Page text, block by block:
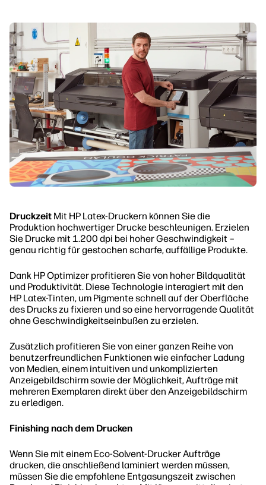
Druckzeit Mit HP Latex-Druckern können Sie die
Produktion hochwertiger Drucke beschleunigen. Erzielen
Sie Drucke mit 1.200 dpi bei hoher Geschwindigkeit –
genau richtig für gestochen scharfe, auffällige Produkte.
Dank HP Optimizer profitieren Sie von hoher Bildqualität
und Produktivität. Diese Technologie interagiert mit den
HP Latex-Tinten, um Pigmente schnell auf der Oberfläche
des Drucks zu fixieren und so eine hervorragende Qualität
ohne Geschwindigkeitseinbußen zu erzielen.
Zusätzlich profitieren Sie von einer ganzen Reihe von
benutzerfreundlichen Funktionen wie einfacher Ladung
von Medien, einem intuitiven und unkomplizierten
Anzeigebildschirm sowie der Möglichkeit, Aufträge mit
mehreren Exemplaren direkt über den Anzeigebildschirm
zu erledigen.
Finishing nach dem Drucken
Wenn Sie mit einem Eco-Solvent-Drucker Aufträge
drucken, die anschließend laminiert werden müssen,
müssen Sie die empfohlene Entgasungszeit zwischen